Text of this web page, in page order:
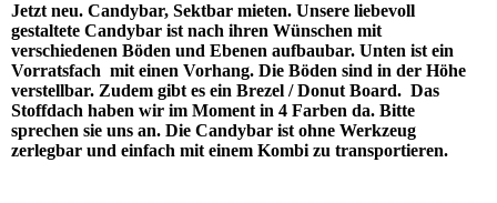
Jetzt neu. Candybar, Sektbar mieten. Unsere liebevoll
gestaltete Candybar ist nach ihren Wünschen mit
verschiedenen Böden und Ebenen aufbaubar. Unten ist ein
Vorratsfach mit einen Vorhang. Die Böden sind in der Höhe
verstellbar. Zudem gibt es ein Brezel / Donut Board. Das
Stoffdach haben wir im Moment in 4 Farben da. Bitte
sprechen sie uns an. Die Candybar ist ohne Werkzeug
zerlegbar und einfach mit einem Kombi zu transportieren.